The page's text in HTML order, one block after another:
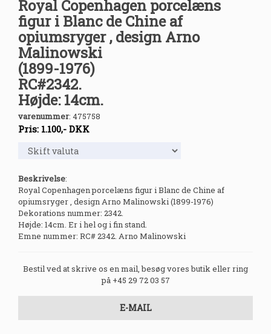
Royal Copenhagen porcelæns
figur i Blanc de Chine af
opiumsryger , design Arno
Malinowski
(1899-1976)
RC#2342.
Højde: 14cm.
varenummer: 475758
Pris: 1.100,- DKK
Beskrivelse:
Royal Copenhagen porcelæns figur i Blanc de Chine af
opiumsryger , design Arno Malinowski (1899-1976)
Dekorations nummer: 2342.
Højde: 14cm. Er i hel og i fin stand.
Emne nummer: RC# 2342. Arno Malinowski
Bestil ved at skrive os en mail, besøg vores butik eller ring
på +45 29 72 03 57
E-MAIL